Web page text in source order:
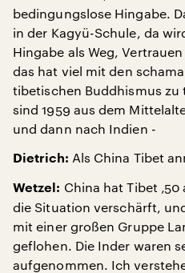
bedingungslose Hingabe.
in der Kagyü-Schule, da
Hingabe als Weg,
das hat viel mit den
tibetischen Buddhismus zu
sind 1959 aus dem
und dann nach Indien -
Dietrich: Als China Tibet
Wetzel: China hat Tibet
die Situation verschärft,
mit einer großen Gruppe
geflohen. Die Inder waren
aufgenommen. Ich